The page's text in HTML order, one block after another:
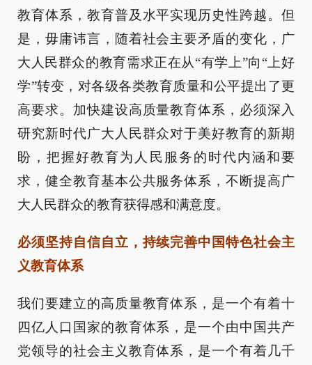
教育体系，教育普及水平实现历史性跨越。但
是，毋庸讳言，随着社会主要矛盾的变化，广
大人民群众的教育需求正在从“有学上”向“上好
学”转变，对各级各类教育质量和公平提出了更
高要求。加快建设高质量教育体系，必须深入
研究新时代广大人民群众对于美好教育的新期
盼，把握好教育为人民服务的时代内涵和要
求，健全教育基本公共服务体系，不断提高广
大人民群众的教育获得感和满意度。
必须坚持自信自立，持续完善中国特色社会主
义教育体系
我们要建立的高质量教育体系，是一个有着十
四亿人口国家的教育体系，是一个由中国共产
党领导的社会主义教育体系，是一个有着几千